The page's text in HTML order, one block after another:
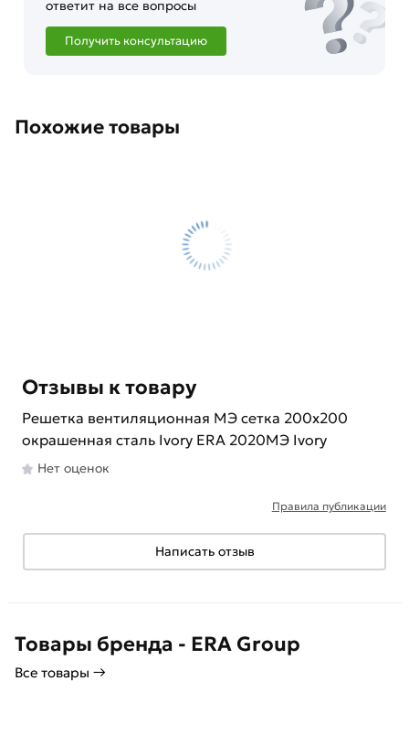
ответит на все вопросы
Получить консультацию
Похожие товары
Отзывы к товару
Решетка вентиляционная МЭ сетка 200х200
окрашенная сталь Ivory ERA 2020МЭ Ivory
Нет оценок
Правила публикации
Написать отзыв
Товары бренда - ERA Group
Все товары →